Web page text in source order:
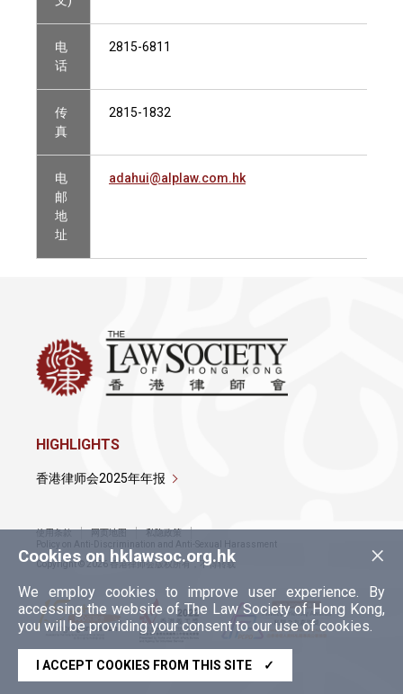
电
话
2815-6811
传
真
2815-1832
电
邮
地
址
adahui@alplaw.com.hk
×
Cookies on hklawsoc.org.hk
We employ cookies to improve user experience. By
accessing the website of The Law Society of Hong Kong,
you will be providing your consent to our use of cookies.
I ACCEPT COOKIES FROM THIS SITE ✓
HIGHLIGHTS
香港律师会2025年年报
使用条款 网页地图
私隐政策
Policy on Anti-Discrimination and Anti-Sexual Harassment
Copyright © 2026 香港律师会版权所有，不得转载